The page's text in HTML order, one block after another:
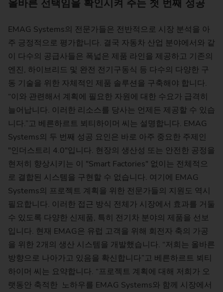
올바른 선택임을 확인시켜 주는 첫 번째 성공
EMAG Systems의 전문가들은 전반적으로 시장 분석을 아
주 긍정적으로 평가합니다. 결국 자동차 산업 분야에서와 같
이 다수의 공급사들은 폭넓은 제품 라인을 제공하고 기존의
엔진, 하이브리드 및 완전 전기구동식 등 다수의 다양한 구
동 기술을 위한 자체적인 제품 솔루션을 구축해야 합니다.
“이와 관련해서 계획에 필요한 자원에 대한 수요가 급격히
늘어납니다. 이러한 리소스를 당사는 언제든 제공할 수 있습
니다.”고 베른하르트 뵈티하이머 씨는 설명합니다. EMAG
Systems의 두 번째 성공 요인은 바로 아주 중요한 주제인
"인더스트리 4.0"입니다. 현장의 생산성 또는 안전한 공정을
현저히 향상시키는 이 "Smart Factories" 없이는 전체적으
로 결합된 시스템을 구현할 수 없습니다. 여기에 EMAG
Systems의 프로젝트 계획을 위한 전문가들의 지원도 역시
필요합니다. 이러한 접근 방식 전체가 시장에서 효과를 거둘
수 있도록 다양한 신제품, 특히 전기차 분야의 제품을 선보
입니다. 현재 EMAG은 유럽 고객을 위해 회전자 축의 가공
을 위한 2개의 생산 시스템을 개발했습니다. “저희는 올바른
방향으로 나아가고 있음을 확신합니다”고 베른하르트 뵈티
하이머 씨는 요약합니다. “프로젝트 계획에 대해 저희가 오
랫동안 축적한 노하우를 EMAG Systems와 함께 시장에서